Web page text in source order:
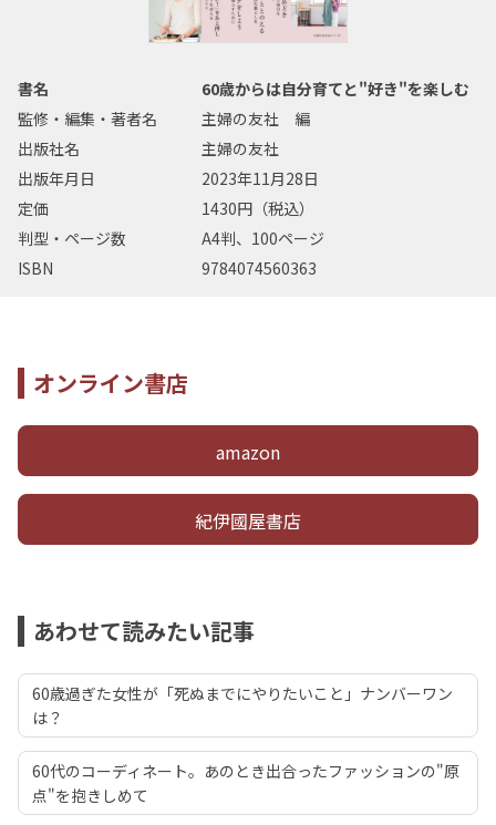
書名
60歳からは自分育てと"好き"を楽しむ
監修・編集・著者名
主婦の友社 編
出版社名
主婦の友社
出版年月日
2023年11月28日
定価
1430円（税込）
判型・ページ数
A4判、100ページ
ISBN
9784074560363
オンライン書店
amazon
紀伊國屋書店
あわせて読みたい記事
60歳過ぎた女性が「死ぬまでにやりたいこと」ナンバーワン
は？
60代のコーディネート。あのとき出合ったファッションの"原
点"を抱きしめて